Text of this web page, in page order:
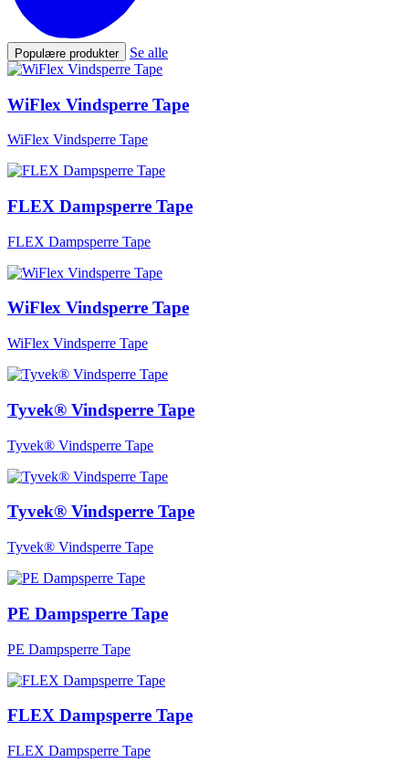
Populære produkter Se alle
WiFlex Vindsperre Tape
WiFlex Vindsperre Tape
FLEX Dampsperre Tape
FLEX Dampsperre Tape
WiFlex Vindsperre Tape
WiFlex Vindsperre Tape
Tyvek® Vindsperre Tape
Tyvek® Vindsperre Tape
Tyvek® Vindsperre Tape
Tyvek® Vindsperre Tape
PE Dampsperre Tape
PE Dampsperre Tape
FLEX Dampsperre Tape
FLEX Dampsperre Tape